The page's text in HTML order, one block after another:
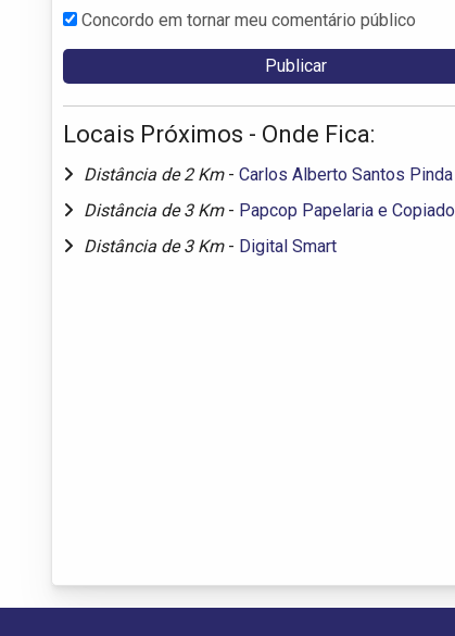
Concordo em tornar meu comentário público
Locais Próximos - Onde Fica:
Distância de 2 Km - Carlos Alberto Santos Pinda
Distância de 3 Km - Papcop Papelaria e
Distância de 3 Km - Digital Smart